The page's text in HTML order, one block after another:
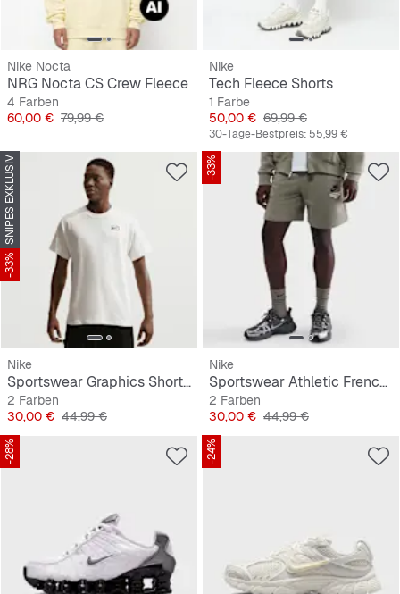
Nike Nocta
NRG Nocta CS Crew Fleece
4 Farben
Preis
60,00 € Originalpreis
79,99 €
Nike
Tech Fleece Shorts
1 Farbe
Preis
50,00 € Originalpreis
69,99 €
30-Tage-Bestpreis: 55,99 €
SNIPES EXKLUSIV
-33%
Nike
Sportswear Graphics Short Sleeve Tee
2 Farben
Preis
30,00 € Originalpreis
44,99 €
-33%
Nike
Sportswear Athletic French-Terry Shorts
2 Farben
Preis
30,00 € Originalpreis
44,99 €
-28% -24%